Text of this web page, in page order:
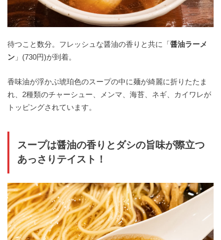
待つこと数分。フレッシュな醤油の香りと共に「 醤油ラーメ
ン 」(730円)が到着。
香味油が浮かぶ琥珀色のスープの中に麺が綺麗に折りたたま
れ、2種類のチャーシュー、メンマ、海苔、ネギ、カイワレが
トッピングされています。
スープは醤油の香りとダシの旨味が際立つ
あっさりテイスト！